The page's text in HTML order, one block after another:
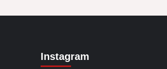
Instagram